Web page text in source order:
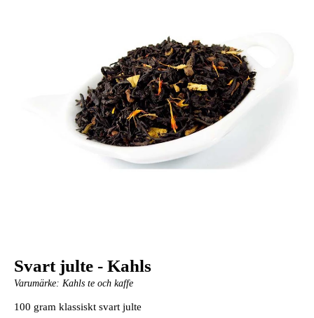
Svart julte - Kahls
Varumärke: Kahls te och kaffe
100 gram klassiskt svart julte